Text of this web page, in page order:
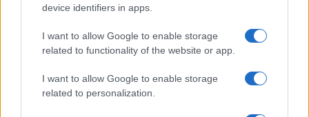
device identifiers in apps.
I want to allow Google to enable storage
related to functionality of the website or app.
I want to allow Google to enable storage
related to personalization.